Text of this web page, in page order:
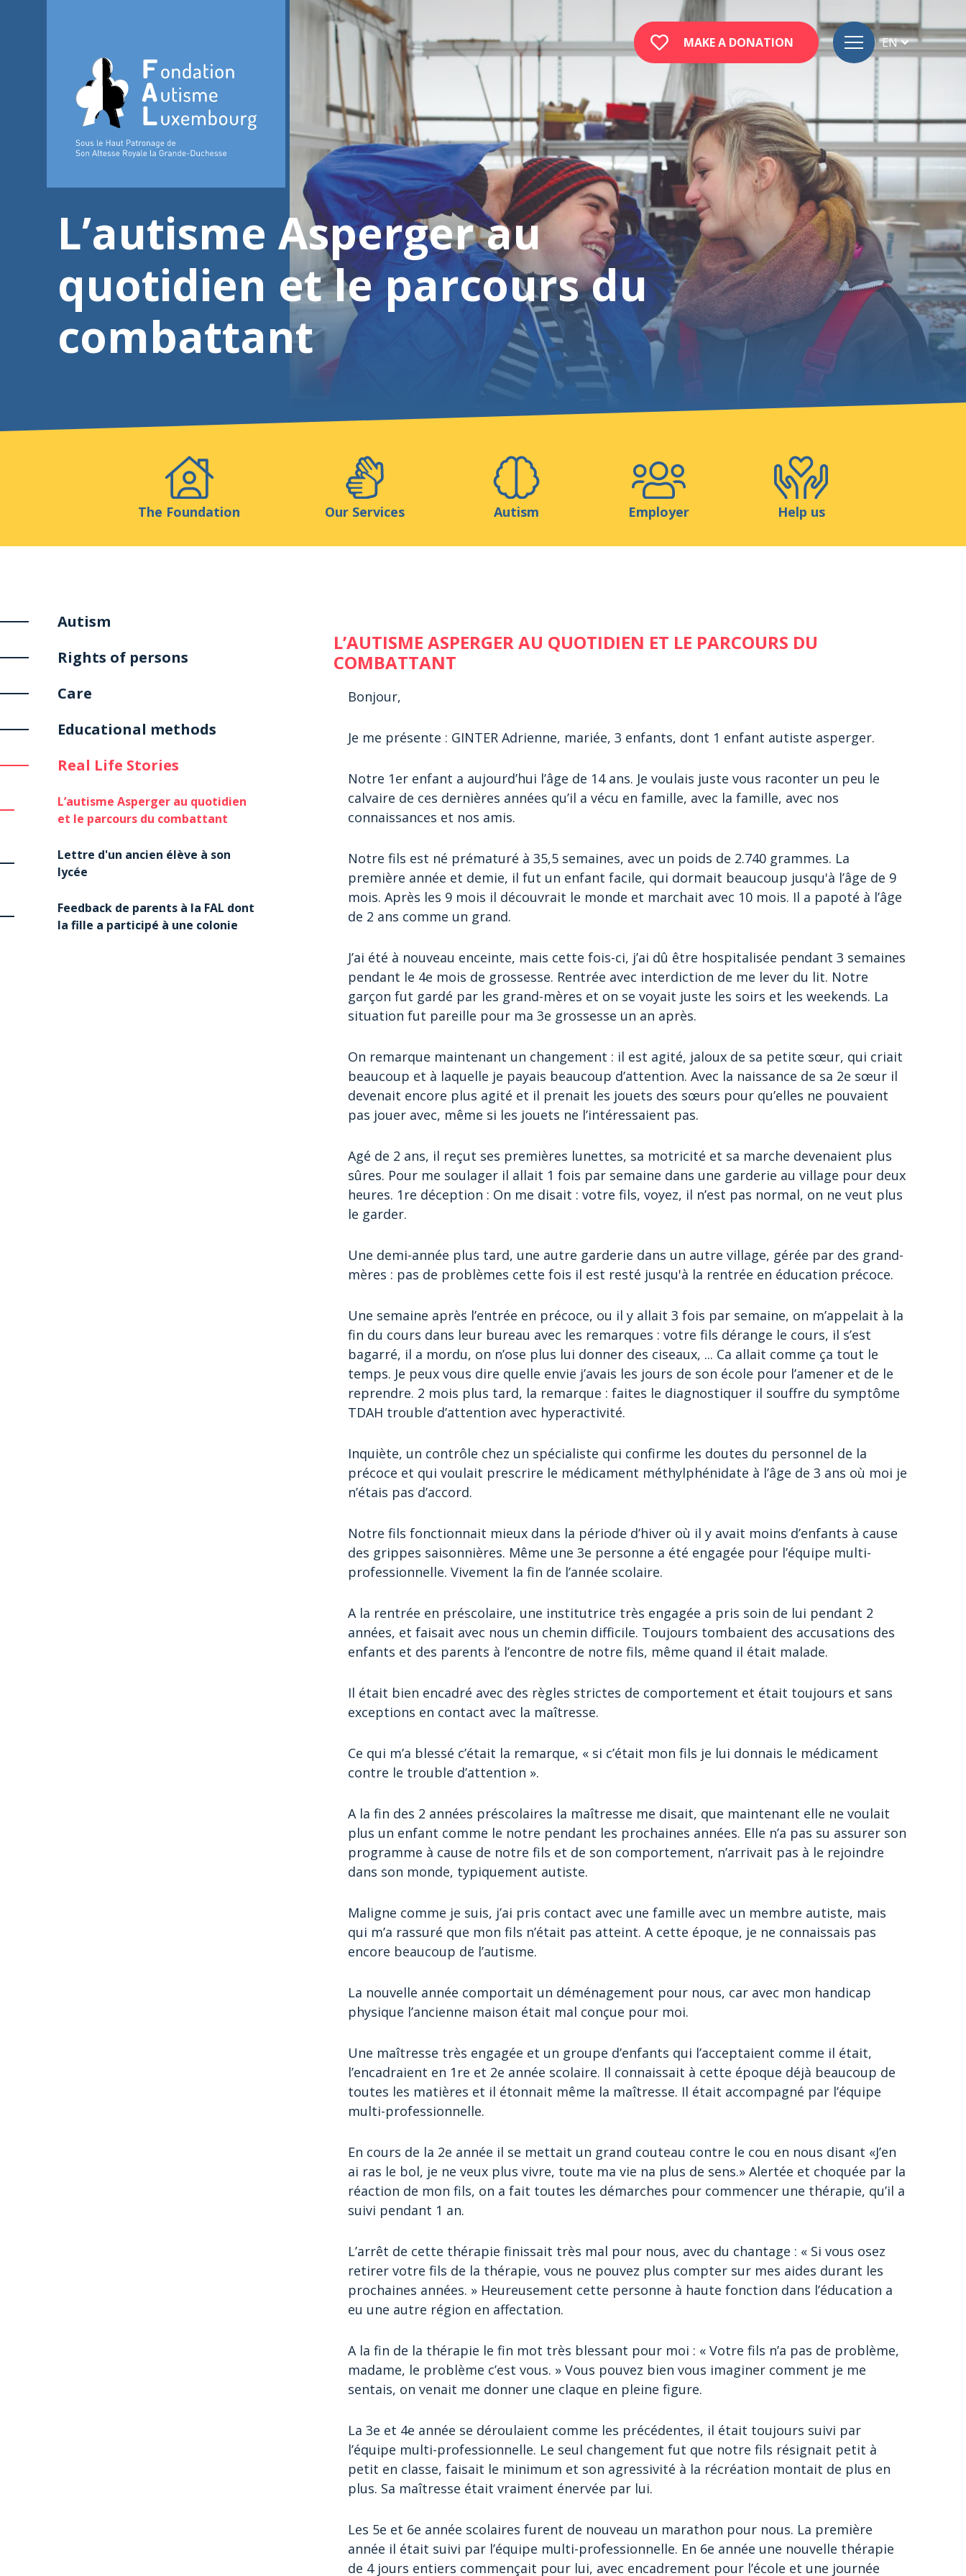
MAKE A DONATION EN
Home
Foundation
Services
Autism
Employer
Support us
L’autisme Asperger au
quotidien et le parcours du
combattant
The Foundation Our Services Autism Employer Help us
Autism
Rights of persons
Care
Educational methods
Real Life Stories
L’autisme Asperger au quotidien
et le parcours du combattant
Lettre d'un ancien élève à son
lycée
Feedback de parents à la FAL dont
la fille a participé à une colonie
L’AUTISME ASPERGER AU QUOTIDIEN ET LE PARCOURS DU
COMBATTANT
Bonjour,
Je me présente : GINTER Adrienne, mariée, 3 enfants, dont 1 enfant autiste asperger.
Notre 1er enfant a aujourd’hui l’âge de 14 ans. Je voulais juste vous raconter un peu le
calvaire de ces dernières années qu’il a vécu en famille, avec la famille, avec nos
connaissances et nos amis.
Notre fils est né prématuré à 35,5 semaines, avec un poids de 2.740 grammes. La
première année et demie, il fut un enfant facile, qui dormait beaucoup jusqu'à l’âge de 9
mois. Après les 9 mois il découvrait le monde et marchait avec 10 mois. Il a papoté à l’âge
de 2 ans comme un grand.
J’ai été à nouveau enceinte, mais cette fois-ci, j’ai dû être hospitalisée pendant 3 semaines
pendant le 4e mois de grossesse. Rentrée avec interdiction de me lever du lit. Notre
garçon fut gardé par les grand-mères et on se voyait juste les soirs et les weekends. La
situation fut pareille pour ma 3e grossesse un an après.
On remarque maintenant un changement : il est agité, jaloux de sa petite sœur, qui criait
beaucoup et à laquelle je payais beaucoup d’attention. Avec la naissance de sa 2e sœur il
devenait encore plus agité et il prenait les jouets des sœurs pour qu’elles ne pouvaient
pas jouer avec, même si les jouets ne l’intéressaient pas.
Agé de 2 ans, il reçut ses premières lunettes, sa motricité et sa marche devenaient plus
sûres. Pour me soulager il allait 1 fois par semaine dans une garderie au village pour deux
heures. 1re déception : On me disait : votre fils, voyez, il n’est pas normal, on ne veut plus
le garder.
Une demi-année plus tard, une autre garderie dans un autre village, gérée par des grand-
mères : pas de problèmes cette fois il est resté jusqu'à la rentrée en éducation précoce.
Une semaine après l’entrée en précoce, ou il y allait 3 fois par semaine, on m’appelait à la
fin du cours dans leur bureau avec les remarques : votre fils dérange le cours, il s’est
bagarré, il a mordu, on n’ose plus lui donner des ciseaux, ... Ca allait comme ça tout le
temps. Je peux vous dire quelle envie j’avais les jours de son école pour l’amener et de le
reprendre. 2 mois plus tard, la remarque : faites le diagnostiquer il souffre du symptôme
TDAH trouble d’attention avec hyperactivité.
Inquiète, un contrôle chez un spécialiste qui confirme les doutes du personnel de la
précoce et qui voulait prescrire le médicament méthylphénidate à l’âge de 3 ans où moi je
n’étais pas d’accord.
Notre fils fonctionnait mieux dans la période d’hiver où il y avait moins d’enfants à cause
des grippes saisonnières. Même une 3e personne a été engagée pour l’équipe multi-
professionnelle. Vivement la fin de l’année scolaire.
A la rentrée en préscolaire, une institutrice très engagée a pris soin de lui pendant 2
années, et faisait avec nous un chemin difficile. Toujours tombaient des accusations des
enfants et des parents à l’encontre de notre fils, même quand il était malade.
Il était bien encadré avec des règles strictes de comportement et était toujours et sans
exceptions en contact avec la maîtresse.
Ce qui m’a blessé c’était la remarque, « si c’était mon fils je lui donnais le médicament
contre le trouble d’attention ».
A la fin des 2 années préscolaires la maîtresse me disait, que maintenant elle ne voulait
plus un enfant comme le notre pendant les prochaines années. Elle n’a pas su assurer son
programme à cause de notre fils et de son comportement, n’arrivait pas à le rejoindre
dans son monde, typiquement autiste.
Maligne comme je suis, j’ai pris contact avec une famille avec un membre autiste, mais
qui m’a rassuré que mon fils n’était pas atteint. A cette époque, je ne connaissais pas
encore beaucoup de l’autisme.
La nouvelle année comportait un déménagement pour nous, car avec mon handicap
physique l’ancienne maison était mal conçue pour moi.
Une maîtresse très engagée et un groupe d’enfants qui l’acceptaient comme il était,
l’encadraient en 1re et 2e année scolaire. Il connaissait à cette époque déjà beaucoup de
toutes les matières et il étonnait même la maîtresse. Il était accompagné par l’équipe
multi-professionnelle.
En cours de la 2e année il se mettait un grand couteau contre le cou en nous disant «J’en
ai ras le bol, je ne veux plus vivre, toute ma vie na plus de sens.» Alertée et choquée par la
réaction de mon fils, on a fait toutes les démarches pour commencer une thérapie, qu’il a
suivi pendant 1 an.
L’arrêt de cette thérapie finissait très mal pour nous, avec du chantage : « Si vous osez
retirer votre fils de la thérapie, vous ne pouvez plus compter sur mes aides durant les
prochaines années. » Heureusement cette personne à haute fonction dans l’éducation a
eu une autre région en affectation.
A la fin de la thérapie le fin mot très blessant pour moi : « Votre fils n’a pas de problème,
madame, le problème c’est vous. » Vous pouvez bien vous imaginer comment je me
sentais, on venait me donner une claque en pleine figure.
La 3e et 4e année se déroulaient comme les précédentes, il était toujours suivi par
l’équipe multi-professionnelle. Le seul changement fut que notre fils résignait petit à
petit en classe, faisait le minimum et son agressivité à la récréation montait de plus en
plus. Sa maîtresse était vraiment énervée par lui.
Les 5e et 6e année scolaires furent de nouveau un marathon pour nous. La première
année il était suivi par l’équipe multi-professionnelle. En 6e année une nouvelle thérapie
de 4 jours entiers commençait pour lui, avec encadrement pour l’école et une journée